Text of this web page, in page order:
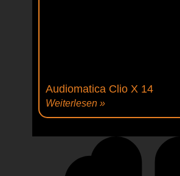
Audiomatica Clio X 14
Weiterlesen »